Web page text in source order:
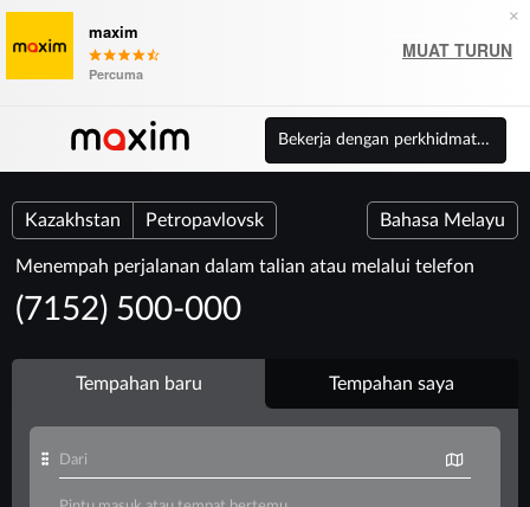
×
maxim
Percuma
MUAT TURUN
Bekerja dengan perkhidmatan
Kazakhstan Petropavlovsk Bahasa Melayu
Menempah perjalanan dalam talian atau melalui telefon
(7152) 500-000